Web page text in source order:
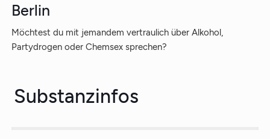
Berlin
Möchtest du mit jemandem vertraulich über Alkohol,
Partydrogen oder Chemsex sprechen?
Substanzinfos